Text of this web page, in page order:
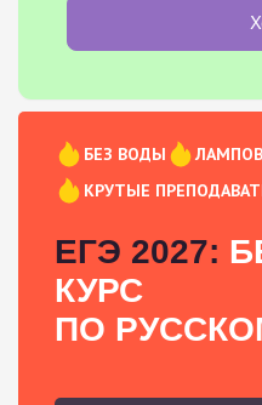
БЕЗ ВОДЫ
КРУТЫЕ
ЕГЭ 2027:
КУРС
ПО